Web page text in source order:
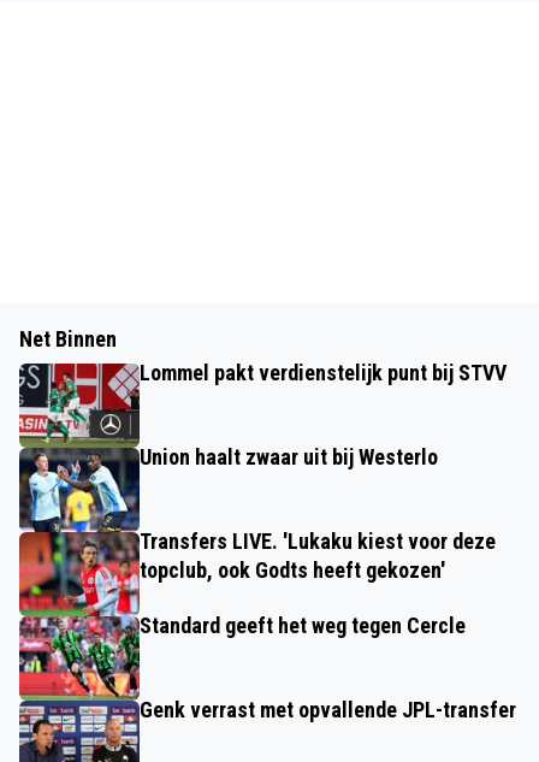
Net Binnen
Lommel pakt verdienstelijk punt bij STVV
Union haalt zwaar uit bij Westerlo
Transfers LIVE. 'Lukaku kiest voor deze
topclub, ook Godts heeft gekozen'
Standard geeft het weg tegen Cercle
Genk verrast met opvallende JPL-transfer